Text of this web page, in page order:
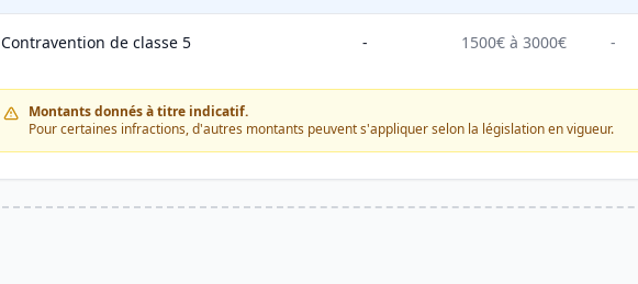
Contravention de classe 5 - 1500€ à 3000€ -
Montants donnés à titre indicatif.
Pour certaines infractions, d'autres montants peuvent s'appliquer selon la législation en vigueur.